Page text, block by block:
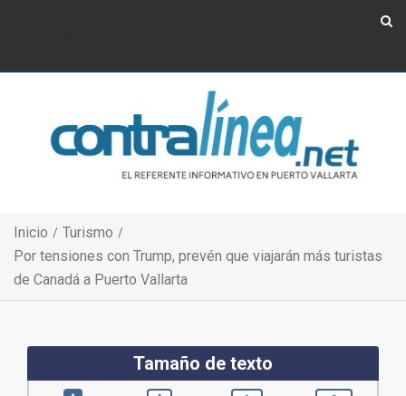
Inicio
Turismo
Por tensiones con Trump, prevén que viajarán más turistas
de Canadá a Puerto Vallarta
Tamaño de texto